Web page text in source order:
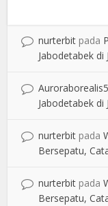
nurterbit pada
Jabodetabek di
Jabodetabek di
nurterbit pada
Bersepatu,
nurterbit pada
Bersepatu,